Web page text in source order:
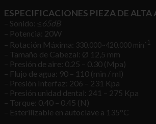
ESPECIFICACIONES PIEZA DE ALTA
– Sonido: ≤65dB
– Potencia: 20W
– Rotación Máxima: 330.000~420.000 min-1
– Tamaño de Cabezal: Ø 12,5 mm
– Presión de aire: 0.25 – 0.30 (Mpa)
– Flujo de agua: 90 – 110 (min / ml)
– Presión Interfaz: 206 – 231 Kpa
– Presión unidad dental: 241 – 275 Kpa
– Torque: 0.40 – 0.45 (N)
– Esterilizable en autoclave a 135°C